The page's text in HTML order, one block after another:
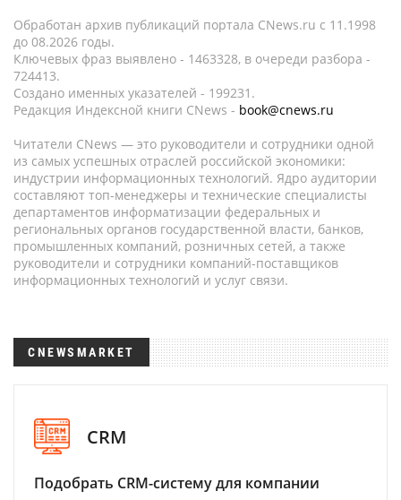
Обработан архив публикаций портала CNews.ru c 11.1998
до 08.2026 годы.
Ключевых фраз выявлено - 1463328, в очереди разбора -
724413.
Создано именных указателей - 199231.
Редакция Индексной книги CNews - book@cnews.ru
Читатели CNews — это руководители и сотрудники одной
из самых успешных отраслей российской экономики:
индустрии информационных технологий. Ядро аудитории
составляют топ-менеджеры и технические специалисты
департаментов информатизации федеральных и
региональных органов государственной власти, банков,
промышленных компаний, розничных сетей, а также
руководители и сотрудники компаний-поставщиков
информационных технологий и услуг связи.
CNEWSMARKET
CRM
Подобрать CRM-систему для компании